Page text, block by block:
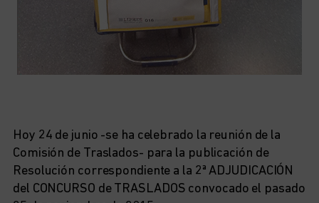
Hoy 24 de junio -se ha celebrado la reunión de la
Comisión de Traslados- para la publicación de
Resolución correspondiente a la 2ª ADJUDICACIÓN
del CONCURSO de TRASLADOS convocado el pasado